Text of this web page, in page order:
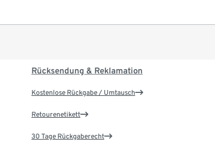
Rücksendung & Reklamation
Kostenlose Rückgabe / Umtausch
Retourenetikett
30 Tage Rückgaberecht